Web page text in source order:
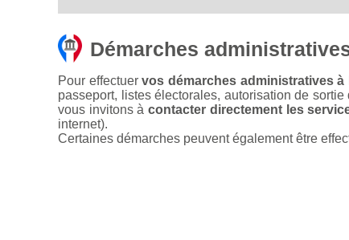
Démarches
Pour effectuervos démarches administratives à
passeport, listes électorales, autorisation de
vous invitons àcontacter directement les
internet).
Certaines démarches peuvent également être